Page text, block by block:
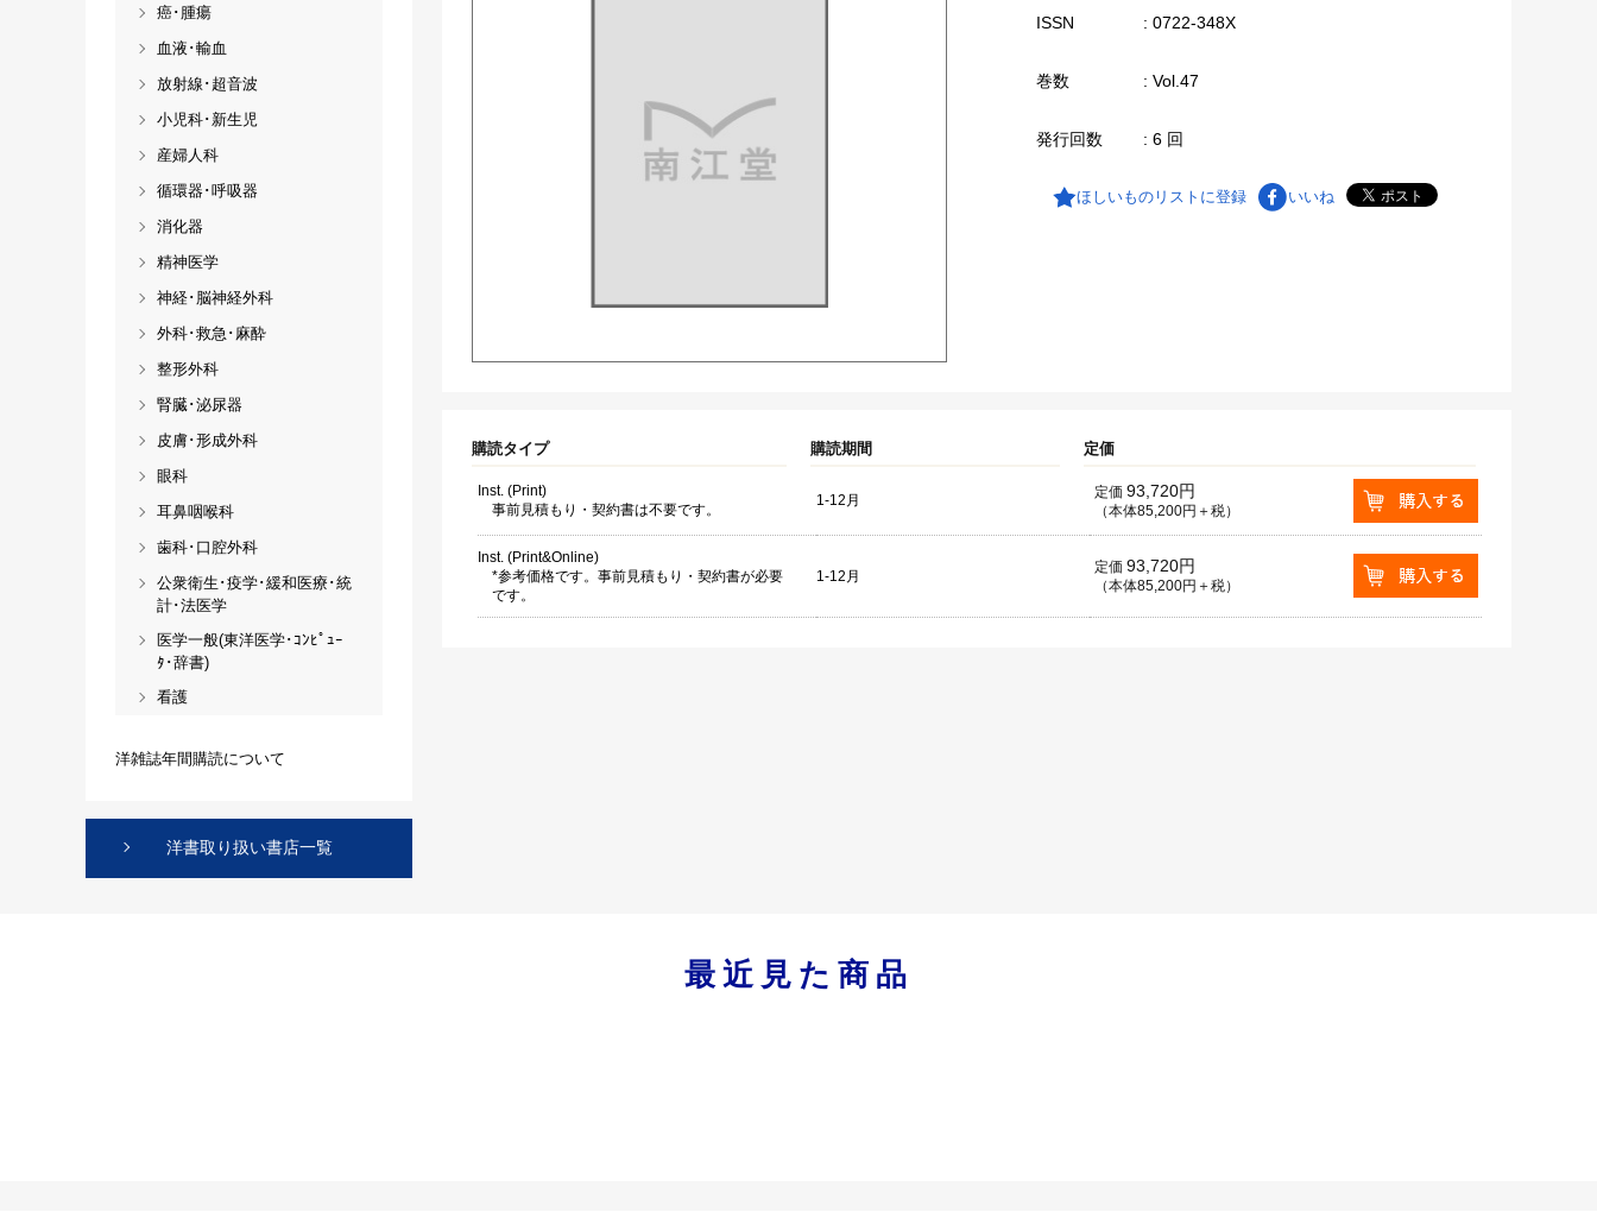
ISSN : 0722-348X
巻数 : Vol.47
発行回数 : 6 回
ほしいものリストに登録 いいね
購読タイプ 購読期間 定価
Inst. (Print)
事前見積もり・契約書は不要です。
1-12月 定価 93,720円
（本体85,200円＋税）
Inst. (Print&Online)
*参考価格です。事前見積もり・契約書が必要
です。
1-12月
定価 93,720円
（本体85,200円＋税）
癌･腫瘍
血液･輸血
放射線･超音波
小児科･新生児
産婦人科
循環器･呼吸器
消化器
精神医学
神経･脳神経外科
外科･救急･麻酔
整形外科
腎臓･泌尿器
皮膚･形成外科
眼科
耳鼻咽喉科
歯科･口腔外科
公衆衛生･疫学･緩和医療･統
計･法医学
医学一般(東洋医学･ｺﾝﾋﾟｭｰ
ﾀ･辞書)
看護
洋雑誌年間購読について
洋書取り扱い書店一覧
最近見た商品